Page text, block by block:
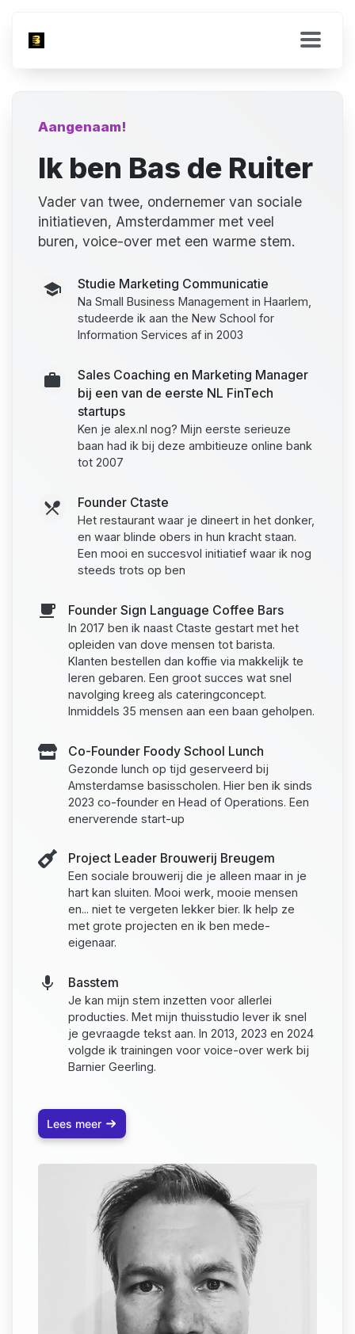
Aangenaam!
Ik ben Bas de Ruiter
Vader van twee, ondernemer van sociale
initiatieven, Amsterdammer met veel
buren, voice-over met een warme stem.
Studie Marketing Communicatie
Na Small Business Management in Haarlem,
studeerde ik aan the New School for
Information Services af in 2003
Sales Coaching en Marketing Manager
bij een van de eerste NL FinTech
startups
Ken je alex.nl nog? Mijn eerste serieuze
baan had ik bij deze ambitieuze online bank
tot 2007
Founder Ctaste
Het restaurant waar je dineert in het donker,
en waar blinde obers in hun kracht staan.
Een mooi en succesvol initiatief waar ik nog
steeds trots op ben
Founder Sign Language Coffee Bars
In 2017 ben ik naast Ctaste gestart met het
opleiden van dove mensen tot barista.
Klanten bestellen dan koffie via makkelijk te
leren gebaren. Een groot succes wat snel
navolging kreeg als cateringconcept.
Inmiddels 35 mensen aan een baan geholpen.
Co-Founder Foody School Lunch
Gezonde lunch op tijd geserveerd bij
Amsterdamse basisscholen. Hier ben ik sinds
2023 co-founder en Head of Operations. Een
enerverende start-up
Project Leader Brouwerij Breugem
Een sociale brouwerij die je alleen maar in je
hart kan sluiten. Mooi werk, mooie mensen
en... niet te vergeten lekker bier. Ik help ze
met grote projecten en ik ben mede-
eigenaar.
Basstem
Je kan mijn stem inzetten voor allerlei
producties. Met mijn thuisstudio lever ik snel
je gevraagde tekst aan. In 2013, 2023 en 2024
volgde ik trainingen voor voice-over werk bij
Barnier Geerling.
Lees meer